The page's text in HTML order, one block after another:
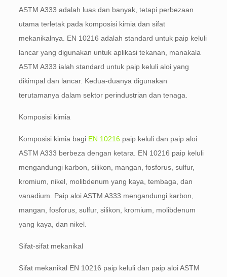
ASTM A333 adalah luas dan banyak, tetapi perbezaan
utama terletak pada komposisi kimia dan sifat
mekanikalnya. EN 10216 adalah standard untuk paip keluli
lancar yang digunakan untuk aplikasi tekanan, manakala
ASTM A333 ialah standard untuk paip keluli aloi yang
dikimpal dan lancar. Kedua-duanya digunakan
terutamanya dalam sektor perindustrian dan tenaga.
Komposisi kimia
Komposisi kimia bagi EN 10216paip keluli dan paip aloi
ASTM A333 berbeza dengan ketara. EN 10216 paip keluli
mengandungi karbon, silikon, mangan, fosforus, sulfur,
kromium, nikel, molibdenum yang kaya, tembaga, dan
vanadium. Paip aloi ASTM A333 mengandungi karbon,
mangan, fosforus, sulfur, silikon, kromium, molibdenum
yang kaya, dan nikel.
Sifat-sifat mekanikal
Sifat mekanikal EN 10216 paip keluli dan paip aloi ASTM